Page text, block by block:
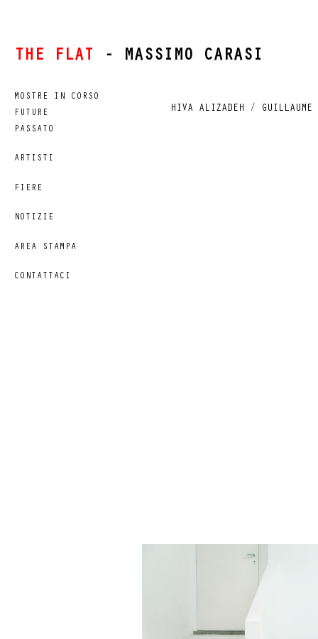
THE FLAT - MASSIMO CARASI
MOSTRE IN CORSO
FUTURE
PASSATO
ARTISTI
FIERE
NOTIZIE
AREA STAMPA
CONTATTACI
HIVA ALIZADEH / GUILLAUME